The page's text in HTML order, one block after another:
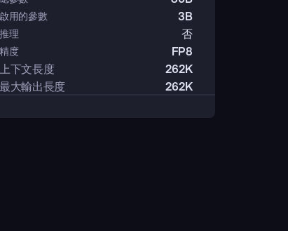
啟用的參數 3B
推理 否
精度
FP8
上下文長度
262K
最大輸出長度
262K